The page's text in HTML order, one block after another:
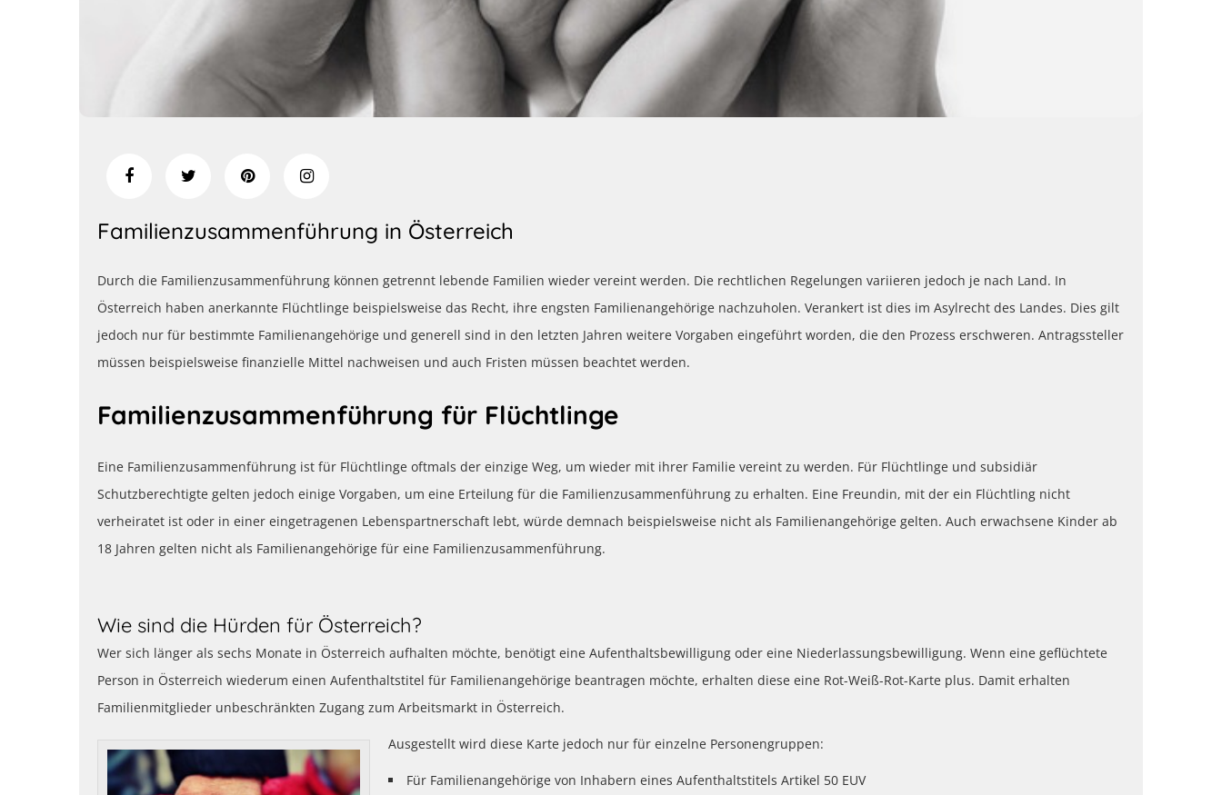
Familienzusammenführung in Österreich
Durch die Familienzusammenführung können getrennt lebende Familien wieder vereint werden. Die rechtlichen Regelungen variieren jedoch je nach Land. In
Österreich haben anerkannte Flüchtlinge beispielsweise das Recht, ihre engsten Familienangehörige nachzuholen. Verankert ist dies im Asylrecht des Landes. Dies gilt
jedoch nur für bestimmte Familienangehörige und generell sind in den letzten Jahren weitere Vorgaben eingeführt worden, die den Prozess erschweren. Antragssteller
müssen beispielsweise finanzielle Mittel nachweisen und auch Fristen müssen beachtet werden.
Familienzusammenführung für Flüchtlinge
Eine Familienzusammenführung ist für Flüchtlinge oftmals der einzige Weg, um wieder mit ihrer Familie vereint zu werden. Für Flüchtlinge und subsidiär
Schutzberechtigte gelten jedoch einige Vorgaben, um eine Erteilung für die Familienzusammenführung zu erhalten. Eine Freundin, mit der ein Flüchtling nicht
verheiratet ist oder in einer eingetragenen Lebenspartnerschaft lebt, würde demnach beispielsweise nicht als Familienangehörige gelten. Auch erwachsene Kinder ab
18 Jahren gelten nicht als Familienangehörige für eine Familienzusammenführung.
Wie sind die Hürden für Österreich?
Wer sich länger als sechs Monate in Österreich aufhalten möchte, benötigt eine Aufenthaltsbewilligung oder eine Niederlassungsbewilligung. Wenn eine geflüchtete
Person in Österreich wiederum einen Aufenthaltstitel für Familienangehörige beantragen möchte, erhalten diese eine Rot-Weiß-Rot-Karte plus. Damit erhalten
Familienmitglieder unbeschränkten Zugang zum Arbeitsmarkt in Österreich.
Ausgestellt wird diese Karte jedoch nur für einzelne Personengruppen:
Für Familienangehörige von Inhabern eines Aufenthaltstitels Artikel 50 EUV